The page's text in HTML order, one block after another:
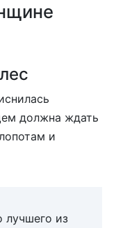
должна ждать
и
лучшего из